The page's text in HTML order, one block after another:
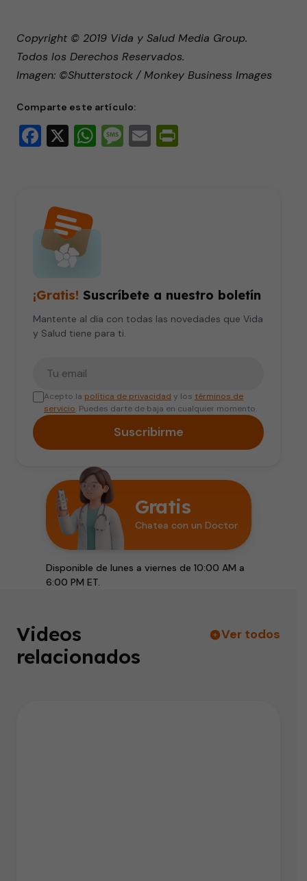
Copyright © 2019 Vida y Salud Media Group.
Todos los Derechos Reservados.
Imagen: ©Shutterstock / Monkey Business Images
Comparte este artículo:
Facebook
X WhatsApp
Message
Email
¡Gratis! Suscríbete a nuestro boletín
Mantente al día con todas las novedades que Vida
y Salud tiene para ti.
Acepto la política de privacidad y los términos de
servicio. Puedes darte de baja en cualquier momento.
Suscribirme
Gratis
Chatea con un Doctor
Disponible de lunes a viernes de 10:00 AM a
6:00 PM ET.
Videos
relacionados
Ver todos